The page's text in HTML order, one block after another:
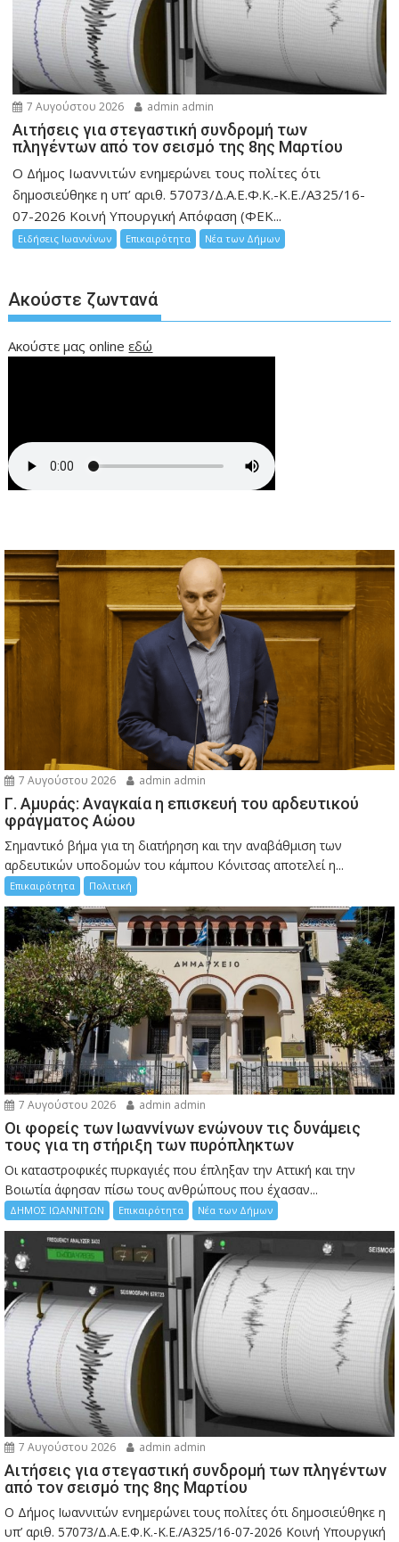
7 Αυγούστου 2026 admin admin
Αιτήσεις για στεγαστική συνδρομή των
πληγέντων από τον σεισμό της 8ης Μαρτίου
Ο Δήμος Ιωαννιτών ενημερώνει τους πολίτες ότι
δημοσιεύθηκε η υπ’ αριθ. 57073/Δ.Α.Ε.Φ.Κ.-Κ.Ε./Α325/16-
07-2026 Κοινή Υπουργική Απόφαση (ΦΕΚ...
Ειδήσεις Ιωαννίνων Επικαιρότητα Νέα των Δήμων
Ακούστε ζωντανά
Ακούστε μας onlineεδώ
7 Αυγούστου 2026 admin admin
Γ. Αμυράς: Αναγκαία η επισκευή του αρδευτικού
φράγματος Αώου
Σημαντικό βήμα για τη διατήρηση και την αναβάθμιση των
αρδευτικών υποδομών του κάμπου Κόνιτσας αποτελεί η...
Επικαιρότητα Πολιτική
7 Αυγούστου 2026 admin admin
Οι φορείς των Ιωαννίνων ενώνουν τις δυνάμεις
τους για τη στήριξη των πυρόπληκτων
Οι καταστροφικές πυρκαγιές που έπληξαν την Αττική και την
Bοιωτία άφησαν πίσω τους ανθρώπους που έχασαν...
ΔΗΜΟΣ ΙΩΑΝΝΙΤΩΝ Επικαιρότητα Νέα των Δήμων
7 Αυγούστου 2026 admin admin
Αιτήσεις για στεγαστική συνδρομή των πληγέντων
από τον σεισμό της 8ης Μαρτίου
Ο Δήμος Ιωαννιτών ενημερώνει τους πολίτες ότι δημοσιεύθηκε η
υπ’ αριθ. 57073/Δ.Α.Ε.Φ.Κ.-Κ.Ε./Α325/16-07-2026 Κοινή Υπουργική